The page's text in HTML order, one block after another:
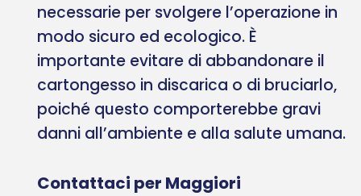
necessarie per svolgere l’operazione in
modo sicuro ed ecologico. È
importante evitare di abbandonare il
cartongesso in discarica o di bruciarlo,
poiché questo comporterebbe gravi
danni all’ambiente e alla salute umana.
Contattaci per Maggiori